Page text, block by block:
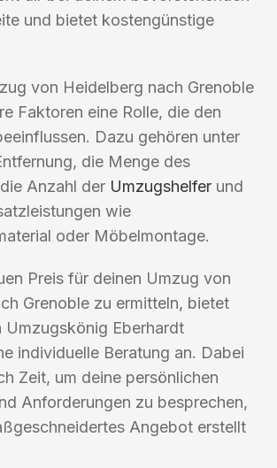
und bietet kostengünstige
von Heidelberg nach Grenoble
Faktoren eine Rolle, die den
Dazu gehören unter
die Menge des
Anzahl der Umzugshelfer und
wie
oder Möbelmontage.
Preis für deinen Umzug von
Grenoble zu ermitteln, bietet
Umzugskönig Eberhardt
individuelle Beratung an. Dabei
Zeit, um deine persönlichen
Anforderungen zu besprechen,
Angebot erstellt